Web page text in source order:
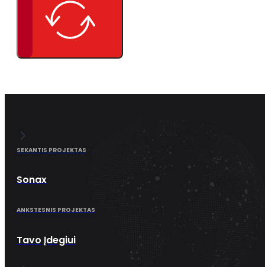
SEKANTIS PROJEKTAS
Sonax
ANKSTESNIS PROJEKTAS
Tavo Įdegiui